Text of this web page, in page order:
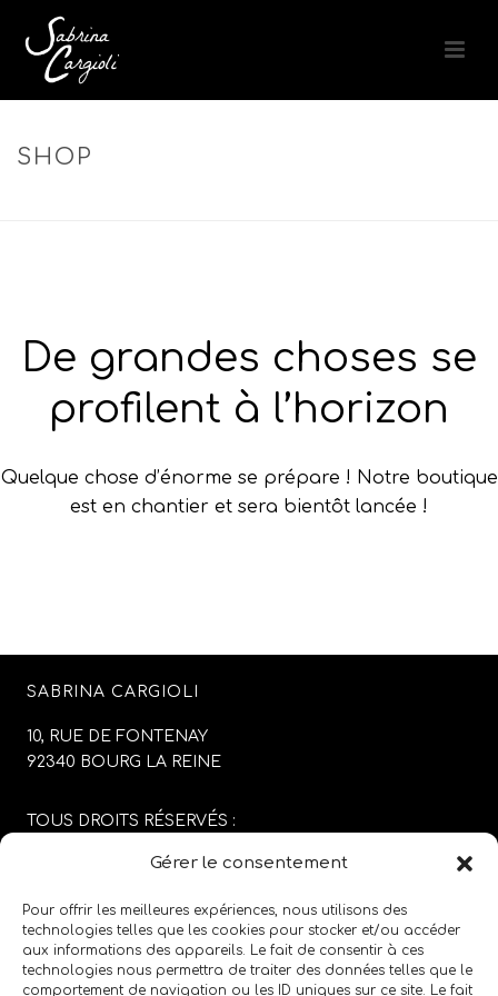
Gérer le consentement
Pour offrir les meilleures expériences, nous utilisons des
technologies telles que les cookies pour stocker et/ou accéder
aux informations des appareils. Le fait de consentir à ces
technologies nous permettra de traiter des données telles que le
comportement de navigation ou les ID uniques sur ce site. Le fait
SHOP
De grandes choses se
profilent à l’horizon
Quelque chose d’énorme se prépare ! Notre boutique
est en chantier et sera bientôt lancée !
SABRINA CARGIOLI
10, RUE DE FONTENAY
92340 BOURG LA REINE
TOUS DROITS RÉSERVÉS :
CONCEPTION DU SITE :
MENTIONS LÉGALES/CGV